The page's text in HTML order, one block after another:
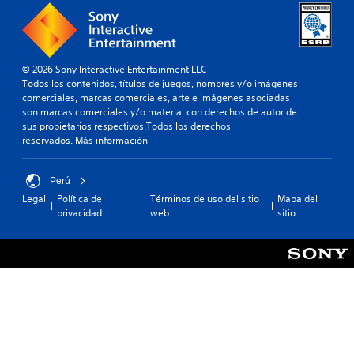
© 2026 Sony Interactive Entertainment LLC
Todos los contenidos, títulos de juegos, nombres y/o imágenes
comerciales, marcas comerciales, arte e imágenes asociadas
son marcas comerciales y/o material con derechos de autor de
sus propietarios respectivos.Todos los derechos
reservados. Más información
Perú
Legal
Política de
privacidad
Términos de uso del sitio
web
Mapa del
sitio